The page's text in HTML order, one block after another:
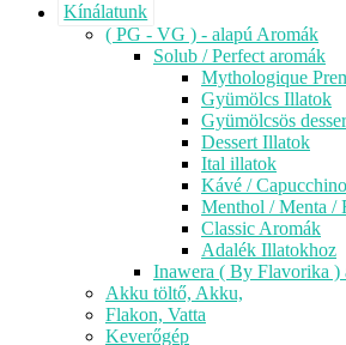
Kínálatunk
( PG - VG ) - alapú Aromák
Solub / Perfect aromák
Mythologique
Gyümölcs Illatok
Gyümölcsös
Dessert Illatok
Ital illatok
Kávé /
Menthol / Menta /
Classic Aromák
Adalék Illatokhoz
Inawera ( By Flavorika )
Akku töltő, Akku,
Flakon, Vatta
Keverőgép